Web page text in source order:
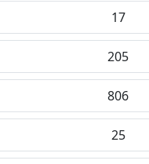
17
205
806
25